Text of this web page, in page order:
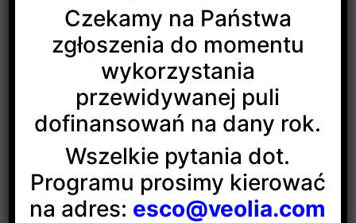
Łodzi. Przedstawiciele Veolii zaprezentowali
kluczowe projekty związane między innymi
z dekarbonizacją łódzkiego systemu
ciepłowniczego. Wizyta na terenie zakładu
dotyczyła również wymiaru środowiskowego
produkcji ciepła i energii elektrycznej w kogeneracji.
Czekamy na Państwa
zgłoszenia do momentu
wykorzystania
przewidywanej puli
dofinansowań na dany rok.
Wszelkie pytania dot.
Programu prosimy kierować
na adres: esco@veolia.com